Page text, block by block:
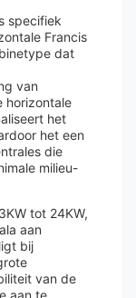
specifiek
Francis
dat
van
horizontale
het
het een
die
milieu-
tot 24KW,
aan
bij
van de
aan te